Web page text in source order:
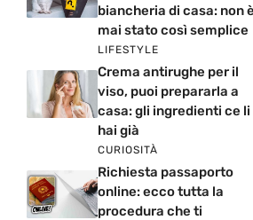
biancheria di casa: non è
mai stato così semplice
LIFESTYLE
Crema antirughe per il
viso, puoi prepararla a
casa: gli ingredienti ce li
hai già
CURIOSITÀ
Richiesta passaporto
online: ecco tutta la
procedura che ti